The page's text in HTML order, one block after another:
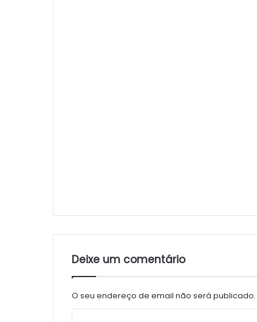
Deixe um comentário
O seu endereço de email não será publicado.